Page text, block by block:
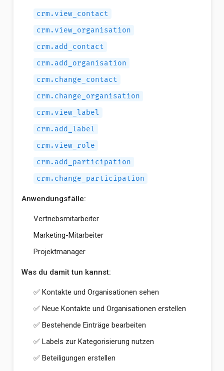
crm.view_contact
crm.view_organisation
crm.add_contact
crm.add_organisation
crm.change_contact
crm.change_organisation
crm.view_label
crm.add_label
crm.view_role
crm.add_participation
crm.change_participation
Anwendungsfälle:
Vertriebsmitarbeiter
Marketing-Mitarbeiter
Projektmanager
Was du damit tun kannst:
✅ Kontakte und Organisationen sehen
✅ Neue Kontakte und Organisationen erstellen
✅ Bestehende Einträge bearbeiten
✅ Labels zur Kategorisierung nutzen
✅ Beteiligungen erstellen